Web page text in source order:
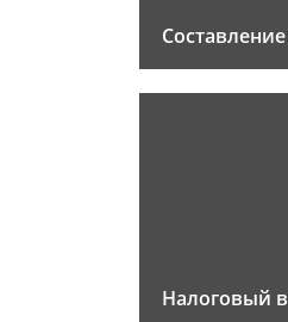
Налоговый